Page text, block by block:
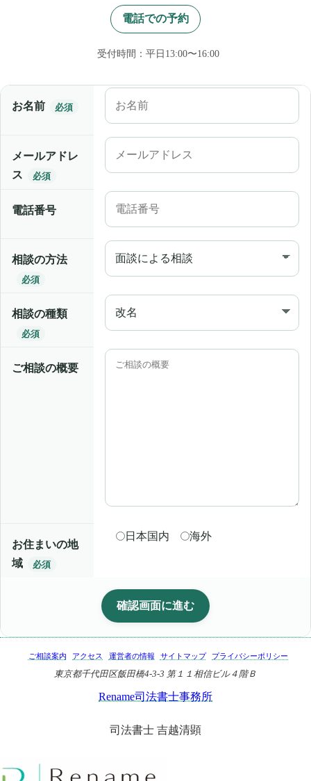
電話での予約
受付時間：平日13:00〜16:00
お名前 必須
メールアドレ
ス
必須
電話番号
相談の方法
必須
相談の種類
必須
ご相談の概要
お住まいの地
域
必須
日本国内 海外
ご相談案内 アクセス 運営者の情報 サイトマップ プライバシーポリシー
東京都千代田区飯田橋4-3-3 第１１相信ビル４階Ｂ
Rename司法書士事務所
司法書士 吉越清顕